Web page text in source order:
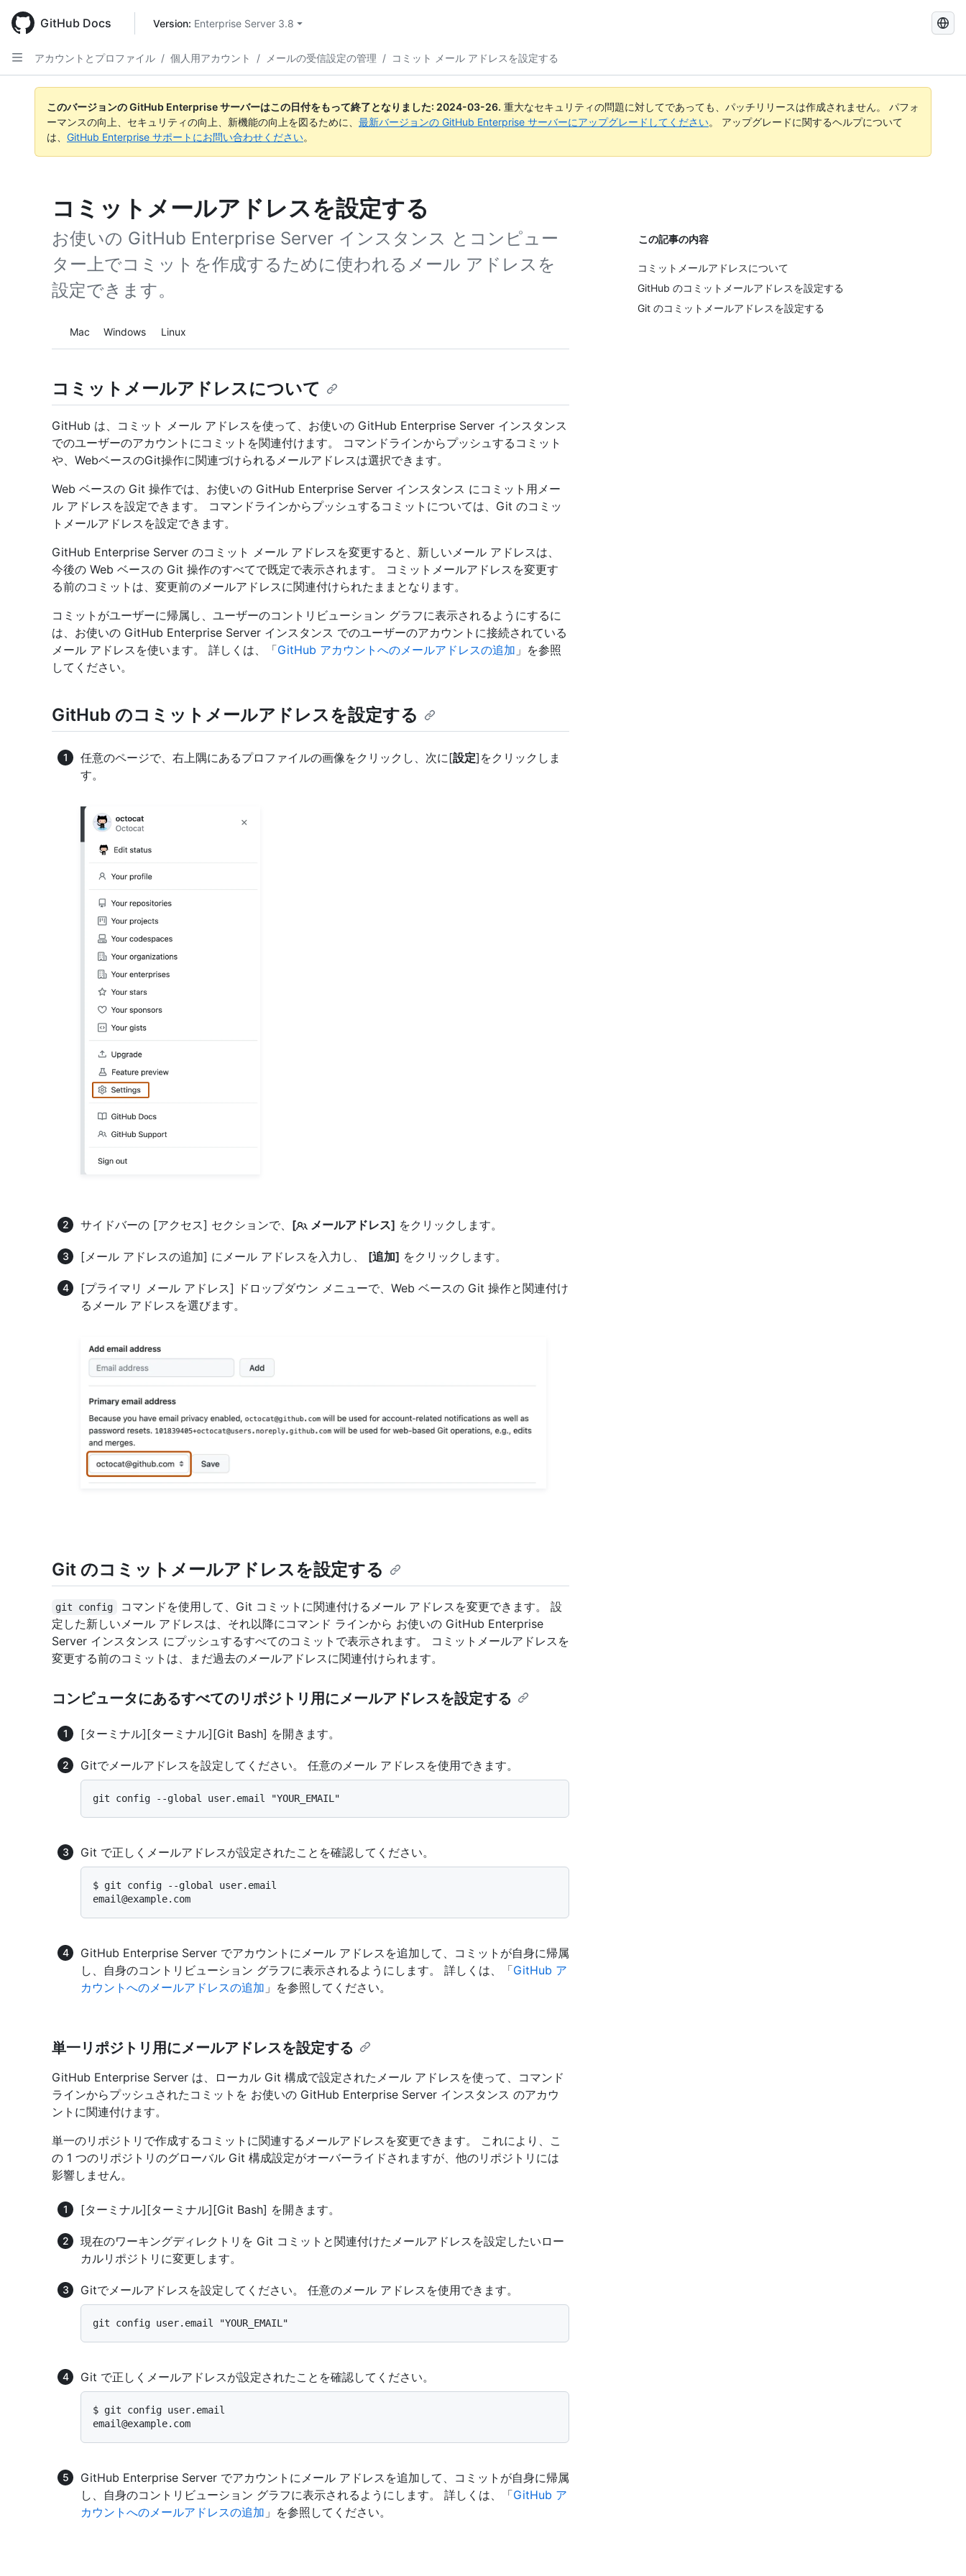
main
content
GitHub Docs Version: Enterprise Server 3.8
GitHub
検
索
アカウントとプロファイル / 個人用アカウント / メールの受信設定の管理 / コミット メール アドレスを設定する
このバージョンの GitHub Enterprise サーバーはこの日付をもって終了となりました: 2024-03-26. 重大なセキュリティの問題に対してであっても、パッチリリースは作成されません。 パフォ
ーマンスの向上、セキュリティの向上、新機能の向上を図るために、 最新バージョンの GitHub Enterprise サーバーにアップグレードしてください。 アップグレードに関するヘルプについて
は、 GitHub Enterprise サポートにお問い合わせください。
コミットメールアドレスを設定する
お使いの GitHub Enterprise Server インスタンス とコンピュー
ター上でコミットを作成するために使われるメール アドレスを
設定できます。
Platform navigation
Mac Windows Linux
この記事の内容
コミットメールアドレスについて
GitHub のコミットメールアドレスを設定する
Git のコミットメールアドレスを設定する
コミットメールアドレスについて
GitHub は、コミット メール アドレスを使って、お使いの GitHub Enterprise Server インスタンス
でのユーザーのアカウントにコミットを関連付けます。 コマンドラインからプッシュするコミット
や、WebベースのGit操作に関連づけられるメールアドレスは選択できます。
Web ベースの Git 操作では、お使いの GitHub Enterprise Server インスタンス にコミット用メー
ル アドレスを設定できます。 コマンドラインからプッシュするコミットについては、Git のコミッ
トメールアドレスを設定できます。
GitHub Enterprise Server のコミット メール アドレスを変更すると、新しいメール アドレスは、
今後の Web ベースの Git 操作のすべてで既定で表示されます。 コミットメールアドレスを変更す
る前のコミットは、変更前のメールアドレスに関連付けられたままとなります。
コミットがユーザーに帰属し、ユーザーのコントリビューション グラフに表示されるようにするに
は、お使いの GitHub Enterprise Server インスタンス でのユーザーのアカウントに接続されている
メール アドレスを使います。 詳しくは、「GitHub アカウントへのメールアドレスの追加 」を参照
してください。
GitHub のコミットメールアドレスを設定する
任意のページで、右上隅にあるプロファイルの画像をクリックし、次に[設定]をクリックしま
す。
サイドバーの [アクセス] セクションで、 [ メールアドレス] をクリックします。
[メール アドレスの追加] にメール アドレスを入力し、 [追加] をクリックします。
[プライマリ メール アドレス] ドロップダウン メニューで、Web ベースの Git 操作と関連付け
るメール アドレスを選びます。
Git のコミットメールアドレスを設定する
git config
コマンドを使用して、Git コミットに関連付けるメール アドレスを変更できます。 設
定した新しいメール アドレスは、それ以降にコマンド ラインから お使いの GitHub Enterprise
Server インスタンス にプッシュするすべてのコミットで表示されます。 コミットメールアドレスを
変更する前のコミットは、まだ過去のメールアドレスに関連付けられます。
コンピュータにあるすべてのリポジトリ用にメールアドレスを設定する
[ターミナル][ターミナル][Git Bash] を開きます。
Gitでメールアドレスを設定してください。 任意のメール アドレスを使用できます。
Git で正しくメールアドレスが設定されたことを確認してください。
$ git config --global user.email
GitHub Enterprise Server でアカウントにメール アドレスを追加して、コミットが自身に帰属
し、自身のコントリビューション グラフに表示されるようにします。 詳しくは、「GitHub ア
カウントへのメールアドレスの追加 」を参照してください。
単一リポジトリ用にメールアドレスを設定する
GitHub Enterprise Server は、ローカル Git 構成で設定されたメール アドレスを使って、コマンド
ラインからプッシュされたコミットを お使いの GitHub Enterprise Server インスタンス のアカウ
ントに関連付けます。
単一のリポジトリで作成するコミットに関連するメールアドレスを変更できます。 これにより、こ
の 1 つのリポジトリのグローバル Git 構成設定がオーバーライドされますが、他のリポジトリには
影響しません。
[ターミナル][ターミナル][Git Bash] を開きます。
現在のワーキングディレクトリを Git コミットと関連付けたメールアドレスを設定したいロー
カルリポジトリに変更します。
Gitでメールアドレスを設定してください。 任意のメール アドレスを使用できます。
Git で正しくメールアドレスが設定されたことを確認してください。
$ git config user.email
GitHub Enterprise Server でアカウントにメール アドレスを追加して、コミットが自身に帰属
し、自身のコントリビューション グラフに表示されるようにします。 詳しくは、「GitHub ア
カウントへのメールアドレスの追加 」を参照してください。